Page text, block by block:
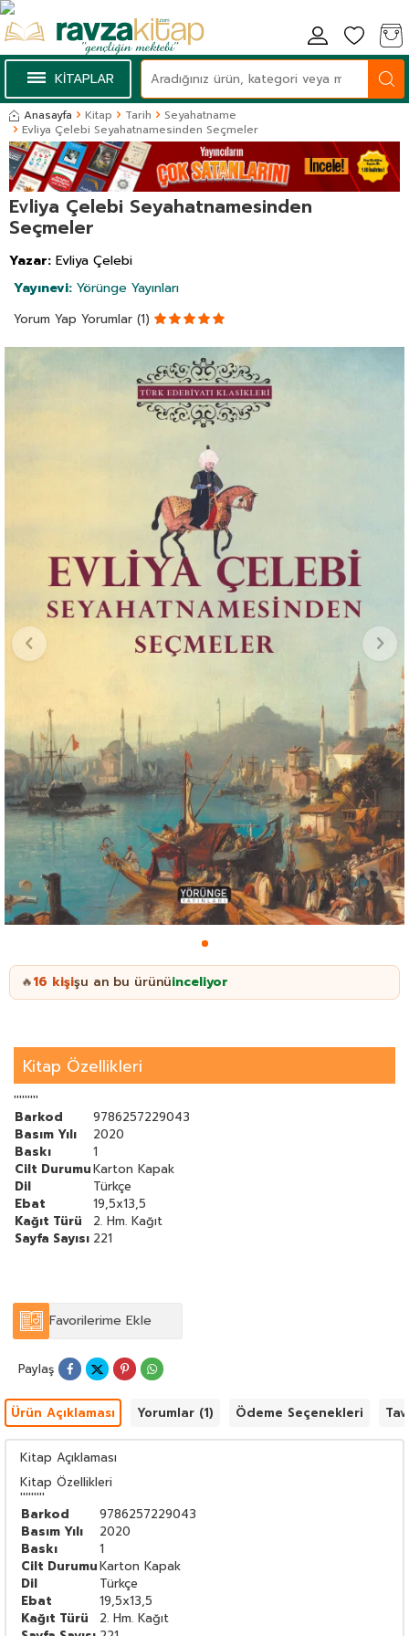
KİTAPLAR
Anasayfa Kitap Tarih
Seyahatname
Evliya Çelebi Seyahatnamesinden Seçmeler
Evliya Çelebi Seyahatnamesinden
Seçmeler
Yazar: Evliya Çelebi
Yayınevi: Yörünge Yayınları
Yorum Yap Yorumlar (1)
🔥16 kişişu an bu ürünüinceliyor
Kitap Özellikleri
'''''''''
Barkod
9786257229043
Basım Yılı
2020
Baskı
1
Cilt DurumuKarton Kapak
Dil
Türkçe
Ebat
19,5x13,5
Kağıt Türü
2. Hm. Kağıt
Sayfa Sayısı 221
Favorilerime Ekle
Paylaş
Ürün Açıklaması Yorumlar (1) Ödeme Seçenekleri
Kitap Açıklaması
Kitap Özellikleri
'''''''''
Barkod
9786257229043
Basım Yılı
2020
Baskı
1
Cilt DurumuKarton Kapak
Dil
Türkçe
Ebat
19,5x13,5
Kağıt Türü
2. Hm. Kağıt